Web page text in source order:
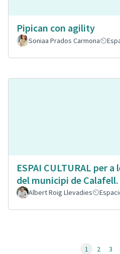
Pipican con agility
Soniaa Prados Carmona
ESPAI CULTURAL per
del municipi de Calafell.
Albert Roig Llevadies
1 2 3